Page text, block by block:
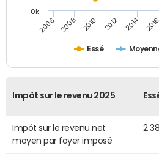
Essé
2006 2008 2010 2012 2014 2016
0k
Impôt sur le revenu 2025
Impôt sur le revenu net
moyen par foyer imposé
2